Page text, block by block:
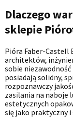
Dlaczego
sklepie
Pióra Faber-Castell
architektów,
sobie
posiadają solidny,
rozpoznawczy
zasilania na naboje
estetycznych
się jako praktyczny